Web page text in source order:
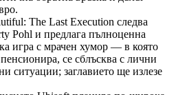
The Last Execution следва
Pohl и предлага пълноценна
игра с мрачен хумор — в която
се сблъсква с лични
ситуации; заглавието ще излезе